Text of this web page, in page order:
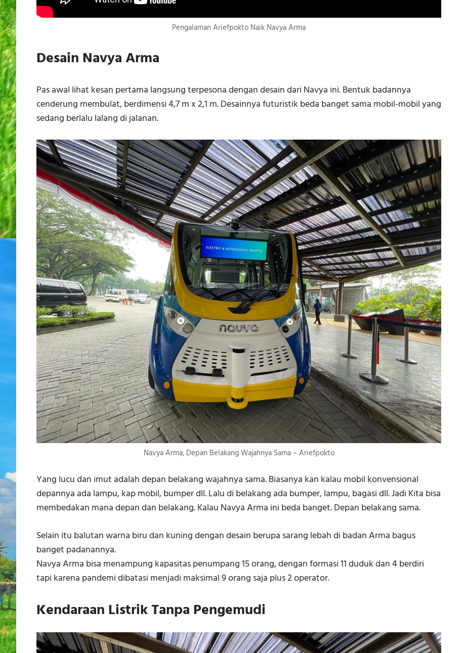
Pengalaman Ariefpokto Naik Navya Arma
Desain Navya Arma
Pas awal lihat kesan pertama langsung terpesona dengan desain dari Navya ini. Bentuk badannya
cenderung membulat, berdimensi 4,7 m x 2,1 m. Desainnya futuristik beda banget sama mobil-mobil yang
sedang berlalu lalang di jalanan.
Navya Arma, Depan Belakang Wajahnya Sama – Ariefpokto
Yang lucu dan imut adalah depan belakang wajahnya sama. Biasanya kan kalau mobil konvensional
depannya ada lampu, kap mobil, bumper dll. Lalu di belakang ada bumper, lampu, bagasi dll. Jadi Kita bisa
membedakan mana depan dan belakang. Kalau Navya Arma ini beda banget. Depan belakang sama.
Selain itu balutan warna biru dan kuning dengan desain berupa sarang lebah di badan Arma bagus
banget padanannya.
Navya Arma bisa menampung kapasitas penumpang 15 orang, dengan formasi 11 duduk dan 4 berdiri
tapi karena pandemi dibatasi menjadi maksimal 9 orang saja plus 2 operator.
Kendaraan Listrik Tanpa Pengemudi